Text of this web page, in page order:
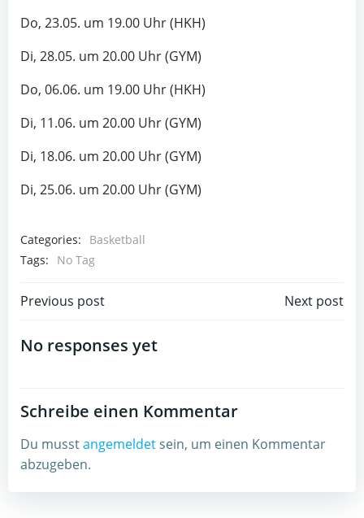
Do, 23.05. um 19.00 Uhr (HKH)
Di, 28.05. um 20.00 Uhr (GYM)
Do, 06.06. um 19.00 Uhr (HKH)
Di, 11.06. um 20.00 Uhr (GYM)
Di, 18.06. um 20.00 Uhr (GYM)
Di, 25.06. um 20.00 Uhr (GYM)
Categories:
Basketball
Tags:
No Tag
Post
navigation
Previous post Next post
No responses yet
Schreibe einen Kommentar
Du musstangemeldetsein, um einen Kommentar
abzugeben.